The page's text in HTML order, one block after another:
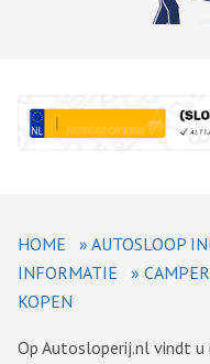
HOME » AUTOSLOOP
INFORMATIE
» CAMPER
KOPEN
Op Autosloperij.nl vindt